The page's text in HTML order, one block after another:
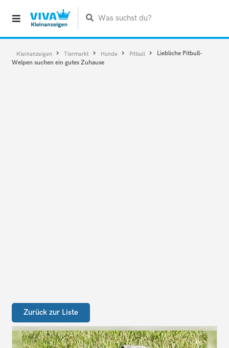
Was suchst du?
Kleinanzeigen Tiermarkt Hunde Pitbull
Liebliche Pitbull-
Welpen suchen ein gutes Zuhause
Zurück zur Liste